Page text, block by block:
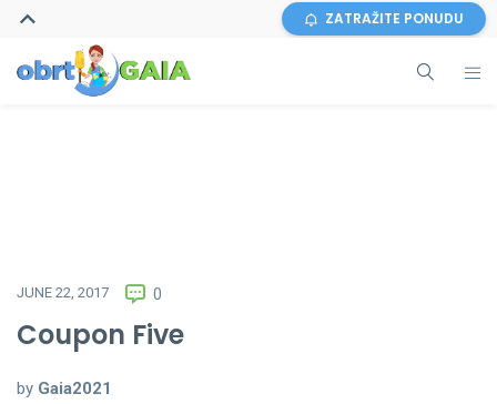
ZATRAŽITE PONUDU
JUNE 22, 2017 0
Coupon Five
by Gaia2021